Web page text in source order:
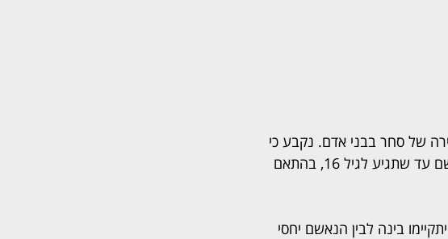
של סחר בבני אדם. נקבע כי
הקטינה, בת פחות מ־14, הייתה אמורה להתגורר במתחם שבבעלות הנאשם עד שתגיע לגיל 16, בהתאם
המתוקן, הוסכם כי עד הגיעה של הקטינה לגיל 16 לא יתקיימו בינה לבין הנאשם יחסי